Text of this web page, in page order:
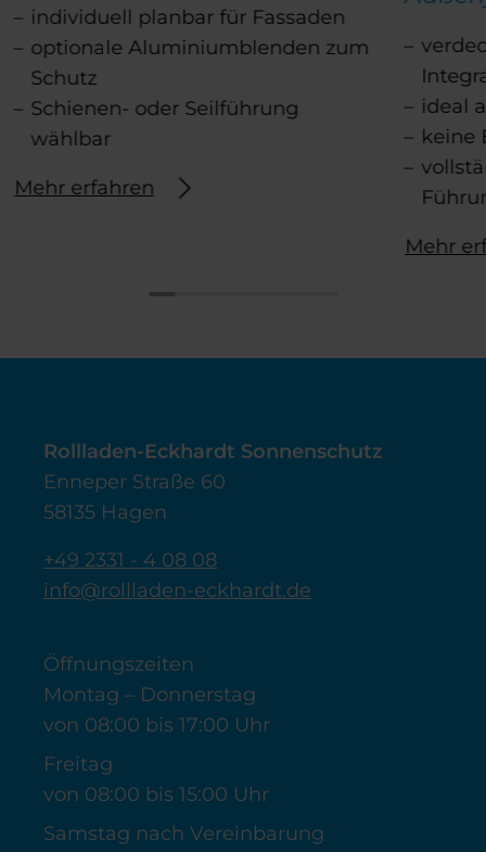
individuell planbar für Fassaden
optionale Aluminiumblenden zum
Schutz
Schienen- oder Seilführung
wählbar
Mehr erfahren
ideal
keine
Mehr
Rollladen-Eckhardt Sonnenschutz
Enneper Straße 60
58135 Hagen
+49 2331 - 4 08 08
info@rollladen-eckhardt.de
Öffnungszeiten
Montag – Donnerstag
von 08:00 bis 17:00 Uhr
Freitag
von 08:00 bis 15:00 Uhr
Samstag nach Vereinbarung